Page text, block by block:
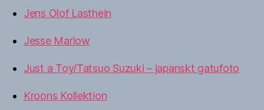
Jens Olof Lasthein
Jesse Marlow
Just a Toy/Tatsuo Suzuki – japanskt gatufoto
Kroons Kollektion